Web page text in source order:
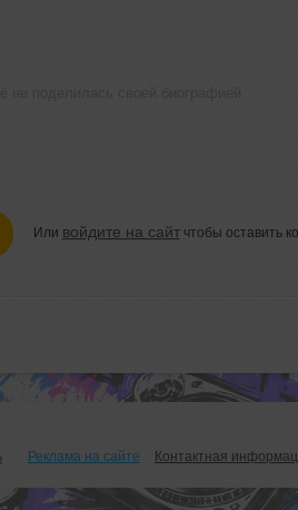
Или войдите на сайтчтобы оставить
Реклама на сайте Контактная